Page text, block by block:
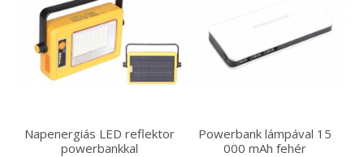
Napenergiás LED reflektor
powerbankkal
Powerbank lámpával 15
000 mAh fehér